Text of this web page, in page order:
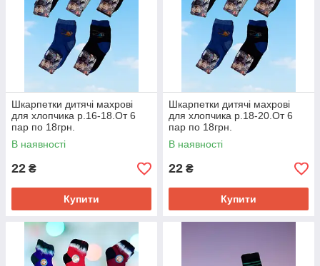
Шкарпетки дитячі махрові
для хлопчика р.16-18.От 6
пар по 18грн.
В наявності
22 ₴
Купити
Шкарпетки дитячі махрові
для хлопчика р.18-20.От 6
пар по 18грн.
В наявності
22 ₴
Купити